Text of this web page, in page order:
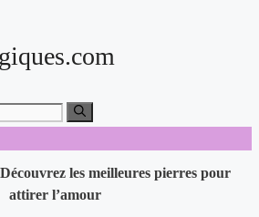
Découvrez les meilleures pierres pour
attirer l’amour